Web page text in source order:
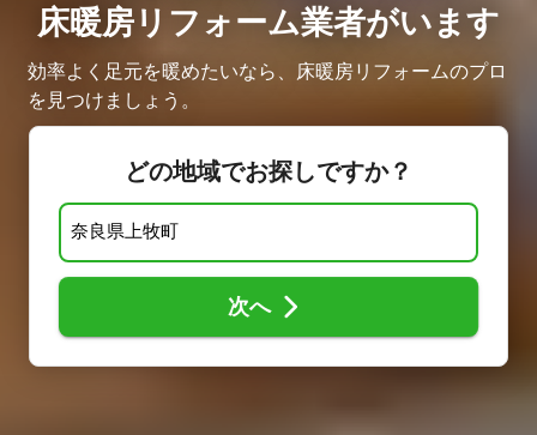
床暖房リフォーム業者がいます
効率よく足元を暖めたいなら、床暖房リフォームのプロ
を見つけましょう。
どの地域でお探しですか？
次へ